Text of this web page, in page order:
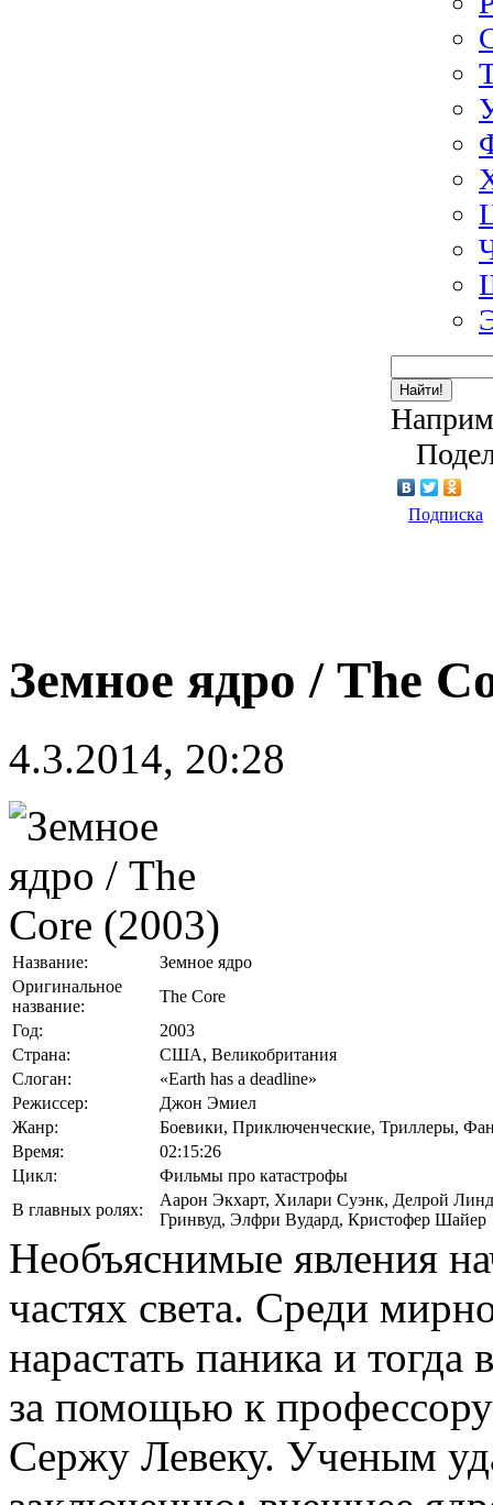
Найти!
Подписка
Земное ядро / The
4.3.2014, 20:28
Название:
Земное ядро
Оригинальное
название:
The Core
Год:
2003
Страна:
США, Великобритания
Слоган:
«Earth has a deadline»
Режиссер:
Джон Эмиел
Жанр:
Боевики, Приключенческие, Триллеры,
Время:
02:15:26
Цикл:
Фильмы про катастрофы
В главных ролях:
Аарон Экхарт, Хилари Суэнк, Делрой
Гринвуд, Элфри Вудард, Кристофер Шайер
Необъяснимые явления
частях света. Среди
нарастать паника и
за помощью к
Сержу Левеку. Ученым